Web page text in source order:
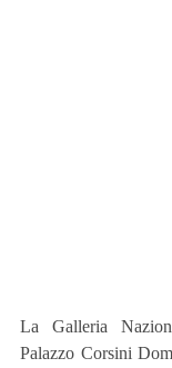
La Galleria
Palazzo Corsini